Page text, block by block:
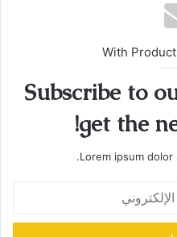
With
Subscribe to
get the
Lorem ipsum